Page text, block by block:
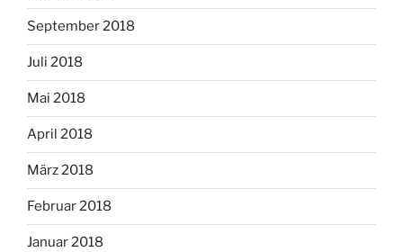
September 2018
Juli 2018
Mai 2018
April 2018
März 2018
Februar 2018
Januar 2018